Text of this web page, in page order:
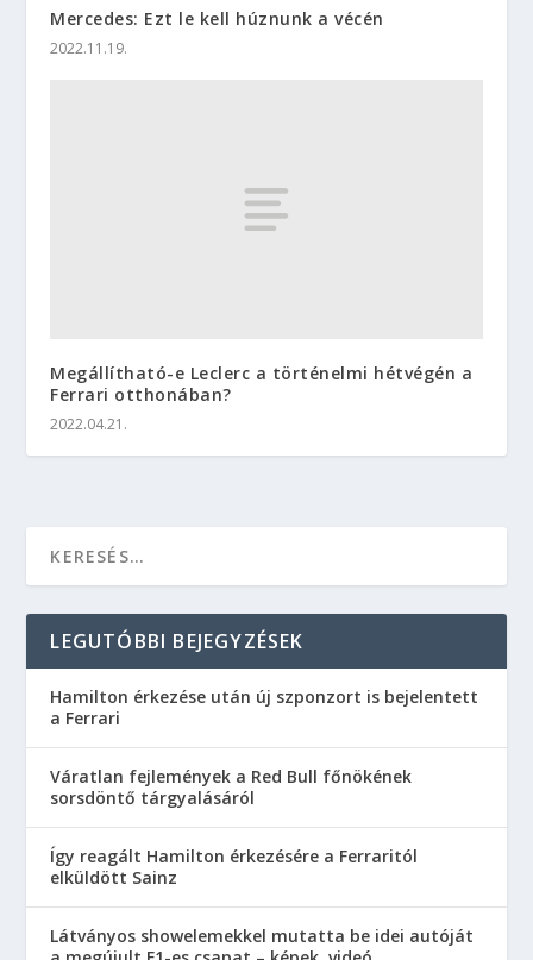
Mercedes: Ezt le kell húznunk a vécén
2022.11.19.
Megállítható-e Leclerc a történelmi hétvégén a
Ferrari otthonában?
2022.04.21.
LEGUTÓBBI BEJEGYZÉSEK
Hamilton érkezése után új szponzort is bejelentett
a Ferrari
Váratlan fejlemények a Red Bull főnökének
sorsdöntő tárgyalásáról
Így reagált Hamilton érkezésére a Ferraritól
elküldött Sainz
Látványos showelemekkel mutatta be idei autóját